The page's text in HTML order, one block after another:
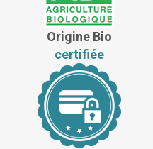
Origine Bio
certifiée